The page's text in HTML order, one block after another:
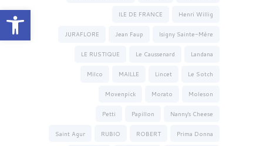
פתח סרגל נגישות Henri Willig
ILE DE FRANCE
Isigny Sainte-Mère
Jean Faup
JURAFLORE
Landana
Le Caussenard
LE RUSTIQUE
Le Sotch
Lincet
MAILLE
Milco
Moleson
Morato
Movenpick
Nanny's Cheese
Papillon
Petti
Prima Donna
ROBERT
RUBIO
Saint Agur